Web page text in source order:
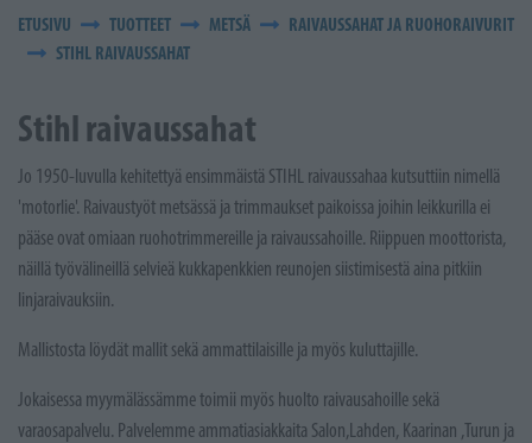
ETUSIVU TUOTTEET METSÄ
RAIVAUSSAHAT JA RUOHORAIVURIT
STIHL RAIVAUSSAHAT
Stihl raivaussahat
Jo 1950-luvulla kehitettyä ensimmäistä STIHL raivaussahaa kutsuttiin nimellä
'motorlie'. Raivaustyöt metsässä ja trimmaukset paikoissa joihin leikkurilla ei
pääse ovat omiaan ruohotrimmereille ja raivaussahoille. Riippuen moottorista,
näillä työvälineillä selvieä kukkapenkkien reunojen siistimisestä aina pitkiin
linjaraivauksiin.
Mallistosta löydät mallit sekä ammattilaisille ja myös kuluttajille.
Jokaisessa myymälässämme toimii myös huolto raivausahoille sekä
varaosapalvelu. Palvelemme ammatiasiakkaita Salon,Lahden, Kaarinan ,Turun ja